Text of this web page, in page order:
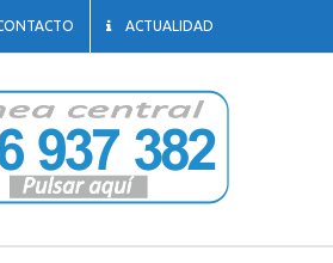
ACTUALIDAD